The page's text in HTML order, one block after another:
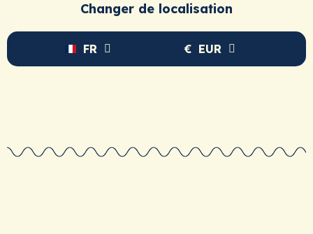
Changer de localisation
FR € EUR